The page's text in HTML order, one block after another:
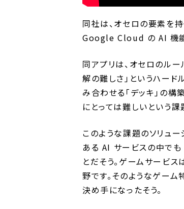
同社は、オセロの要素を
Google Cloud の AI 機能
同アプリは、オセロのル
解の難しさ」というハード
み合わせる「デッキ」の
にとっては難しいという課
このような課題のソリュ
ある AI サービスの中で
とだそう。ゲームサービ
野です。そのようなゲー
決め手になったそう。